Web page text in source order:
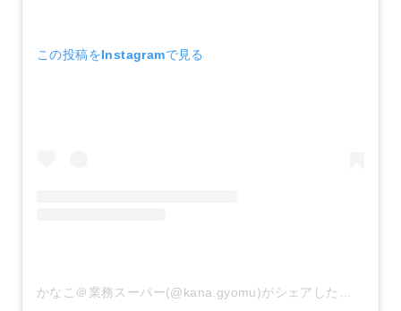
この投稿をInstagramで見る